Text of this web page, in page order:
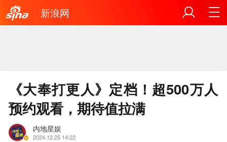
新浪网
《大奉打更人》定档！超500万人
预约观看，期待值拉满
内地星娱
2024.12.25 14:22